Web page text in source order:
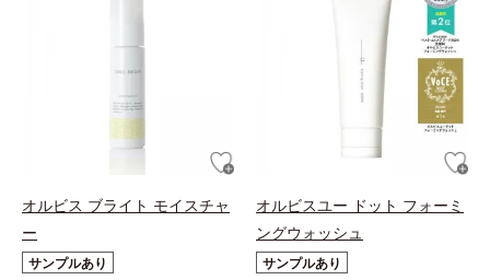
オルビス ブライト モイスチャ
ー
サンプルあり
オルビスユー ドット フォーミ
ングウォッシュ
サンプルあり